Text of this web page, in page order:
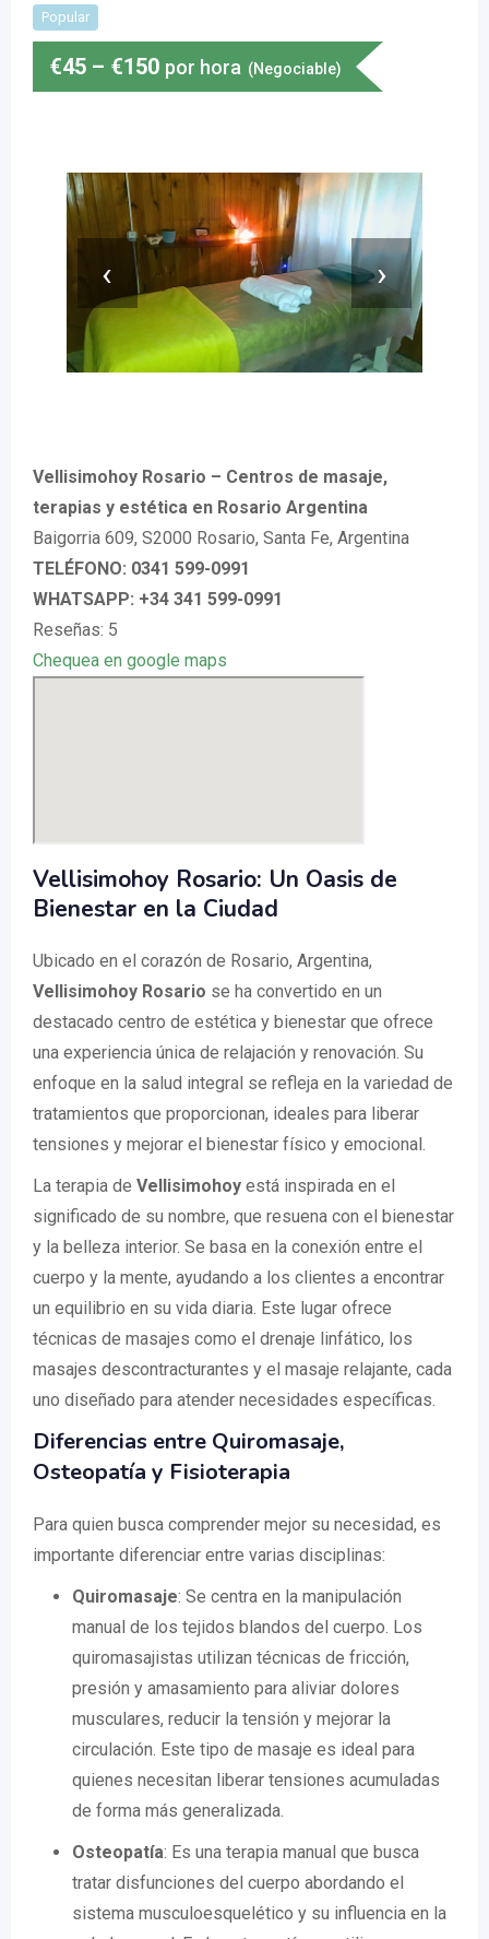
Popular
€45 – €150 por hora (Negociable)
‹ ›
Vellisimohoy Rosario – Centros de masaje,
terapias y estética en Rosario Argentina
Baigorria 609, S2000 Rosario, Santa Fe, Argentina
TELÉFONO: 0341 599-0991
WHATSAPP: +34 341 599-0991
Reseñas: 5
Chequea en google maps
Vellisimohoy Rosario: Un Oasis de
Bienestar en la Ciudad
Ubicado en el corazón de Rosario, Argentina,
Vellisimohoy Rosario se ha convertido en un
destacado centro de estética y bienestar que ofrece
una experiencia única de relajación y renovación. Su
enfoque en la salud integral se refleja en la variedad de
tratamientos que proporcionan, ideales para liberar
tensiones y mejorar el bienestar físico y emocional.
La terapia de Vellisimohoy está inspirada en el
significado de su nombre, que resuena con el bienestar
y la belleza interior. Se basa en la conexión entre el
cuerpo y la mente, ayudando a los clientes a encontrar
un equilibrio en su vida diaria. Este lugar ofrece
técnicas de masajes como el drenaje linfático, los
masajes descontracturantes y el masaje relajante, cada
uno diseñado para atender necesidades específicas.
Diferencias entre Quiromasaje,
Osteopatía y Fisioterapia
Para quien busca comprender mejor su necesidad, es
importante diferenciar entre varias disciplinas:
Quiromasaje: Se centra en la manipulación
manual de los tejidos blandos del cuerpo. Los
quiromasajistas utilizan técnicas de fricción,
presión y amasamiento para aliviar dolores
musculares, reducir la tensión y mejorar la
circulación. Este tipo de masaje es ideal para
quienes necesitan liberar tensiones acumuladas
de forma más generalizada.
Osteopatía: Es una terapia manual que busca
tratar disfunciones del cuerpo abordando el
sistema musculoesquelético y su influencia en la